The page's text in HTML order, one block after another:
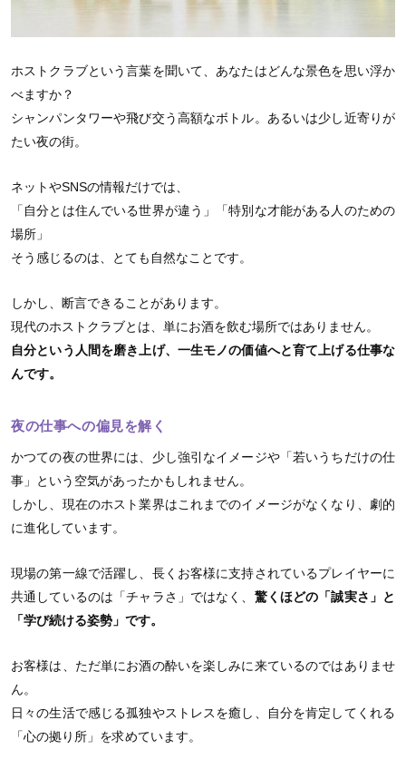
ホストクラブという言葉を聞いて、あなたはどんな景色を思い浮か
べますか？
シャンパンタワーや飛び交う高額なボトル。あるいは少し近寄りが
たい夜の街。
ネットやSNSの情報だけでは、
「自分とは住んでいる世界が違う」「特別な才能がある人のための
場所」
そう感じるのは、とても自然なことです。
しかし、断言できることがあります。
現代のホストクラブとは、単にお酒を飲む場所ではありません。
自分という人間を磨き上げ、一生モノの価値へと育て上げる仕事な
んです。
夜の仕事への偏見を解く
かつての夜の世界には、少し強引なイメージや「若いうちだけの仕
事」という空気があったかもしれません。
しかし、現在のホスト業界はこれまでのイメージがなくなり、劇的
に進化しています。
現場の第一線で活躍し、長くお客様に支持されているプレイヤーに
共通しているのは「チャラさ」ではなく、 驚くほどの「誠実さ」と
「学び続ける姿勢」です。
お客様は、ただ単にお酒の酔いを楽しみに来ているのではありませ
ん。
日々の生活で感じる孤独やストレスを癒し、自分を肯定してくれる
「心の拠り所」を求めています。